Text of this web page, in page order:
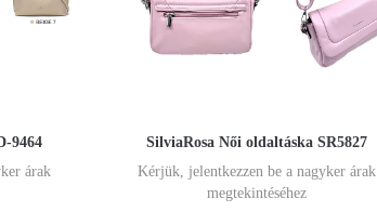
9464
árak
SilviaRosa Női oldaltáska SR5827
Kérjük, jelentkezzen be a nagyker árak
megtekintéséhez